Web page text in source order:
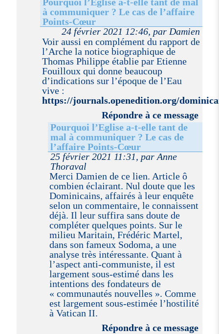
à communiquer ? Le cas de l’affaire
Points-Cœur
24 février 2021 12:46, par Damien
Voir aussi en complément du rapport de
l’Arche la notice biographique de
Thomas Philippe établie par Etienne
Fouilloux qui donne beaucoup
d’indications sur l’époque de l’Eau
vive :
https://journals.openedition.org/
Répondre à ce message
Pourquoi l’Eglise a-t-elle tant de
mal à communiquer ? Le cas de
l’affaire Points-Cœur
25 février 2021 11:31, par Anne
Thoraval
Merci Damien de ce lien. Article ô
combien éclairant. Nul doute que les
Dominicains, affairés à leur enquête
selon un commentaire, le connaissent
déjà. Il leur suffira sans doute de
compléter quelques points. Sur le
milieu Maritain, Frédéric Martel,
dans son fameux Sodoma, a une
analyse très intéressante. Quant à
l’aspect anti-communiste, il est
largement sous-estimé dans les
intentions des fondateurs de
« communautés nouvelles ». Comme
est largement sous-estimée l’hostilité
à Vatican II.
Répondre à ce message